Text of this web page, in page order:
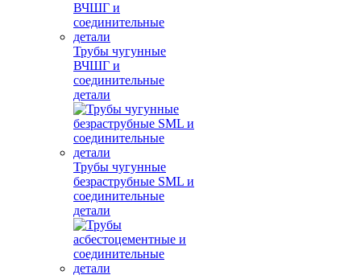
Трубы чугунные
ВЧШГ и
соединительные
детали
Трубы чугунные
безраструбные SML и
соединительные
детали